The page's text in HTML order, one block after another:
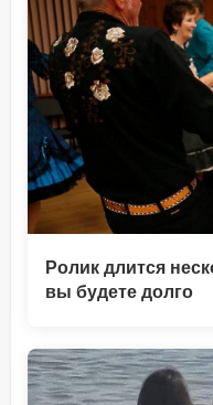
Ролик длится
вы будете долго